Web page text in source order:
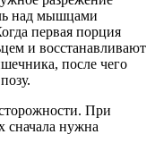
над мышцами
первая порция
и восстанавливают
после чего
При
нужна